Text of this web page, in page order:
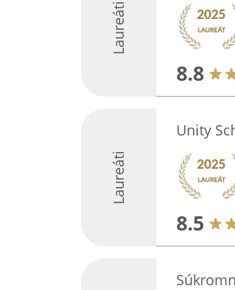
Laureáti
8.8
Laureáti
Unity
8.5